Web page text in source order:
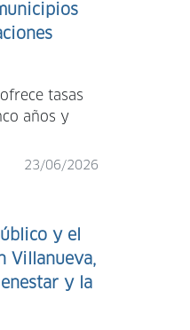
tasas
años y
23/06/2026
y el
Villanueva,
y la